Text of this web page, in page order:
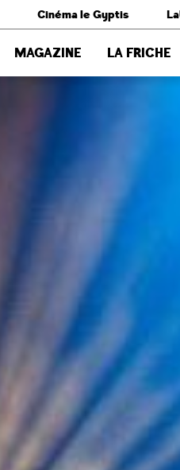
Cinéma le Gyptis
MAGAZINE LA FRICHE